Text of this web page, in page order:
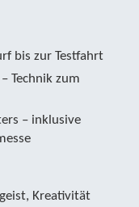
bis zur Testfahrt
Technik zum
– inklusive
Kreativität